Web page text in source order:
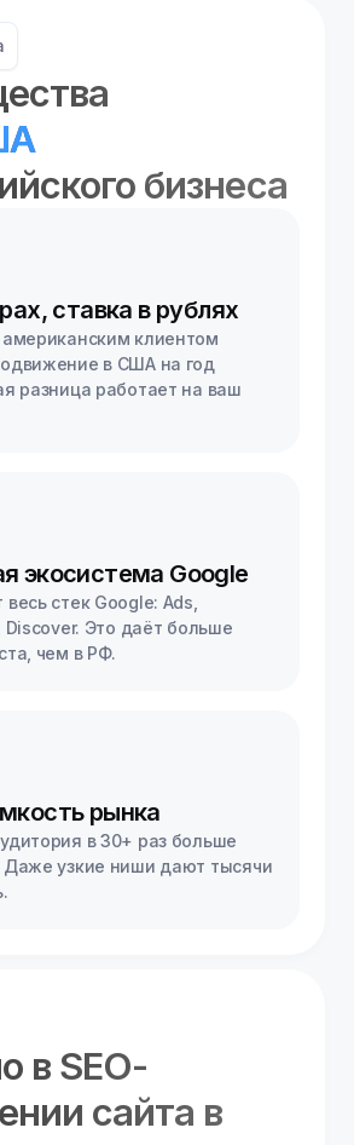
бизнеса
ставка в рублях
клиентом
в США на год
разница работает на ваш
экосистема Google
стек Google: Ads,
Discover. Это даёт больше
чем в РФ.
рынка
в 30+ раз больше
Даже узкие ниши дают тысячи
в SEO-
сайта в